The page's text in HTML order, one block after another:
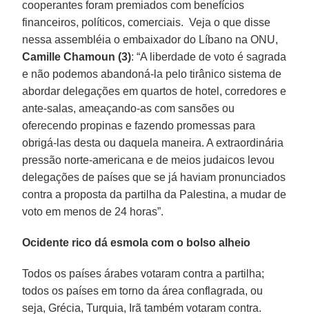
cooperantes foram premiados com benefícios
financeiros, políticos, comerciais. Veja o que disse
nessa assembléia o embaixador do Líbano na ONU,
Camille Chamoun (3): “A liberdade de voto é sagrada
e não podemos abandoná-la pelo tirânico sistema de
abordar delegações em quartos de hotel, corredores e
ante-salas, ameaçando-as com sansões ou
oferecendo propinas e fazendo promessas para
obrigá-las desta ou daquela maneira. A extraordinária
pressão norte-americana e de meios judaicos levou
delegações de países que se já haviam pronunciados
contra a proposta da partilha da Palestina, a mudar de
voto em menos de 24 horas”.
Ocidente rico dá esmola com o bolso alheio
Todos os países árabes votaram contra a partilha;
todos os países em torno da área conflagrada, ou
seja, Grécia, Turquia, Irã também votaram contra.